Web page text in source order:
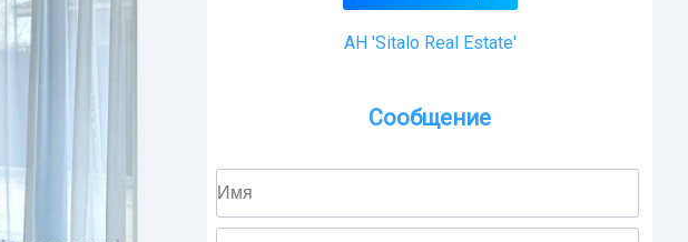
АН 'Sitalo Real Estate'
Сообщение